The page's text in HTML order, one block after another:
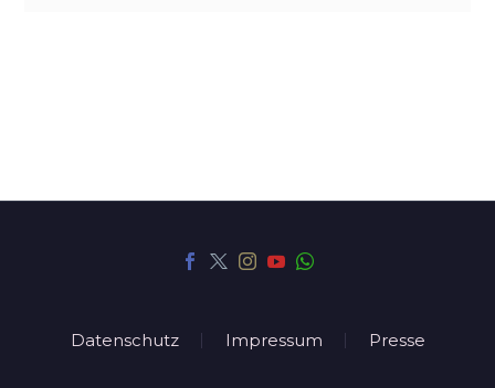
Datenschutz Impressum Presse